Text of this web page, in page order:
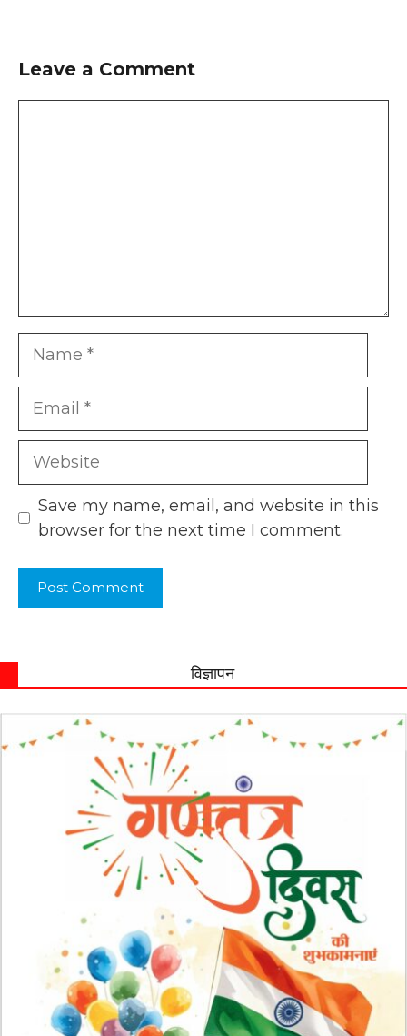
Leave a Comment
Name
Email
Website
Save my name, email, and website in this
browser for the next time I comment.
विज्ञापन